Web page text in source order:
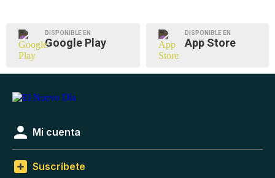
DISPONIBLE EN
Google Play
DISPONIBLE EN
App Store
Mi cuenta
Suscríbete